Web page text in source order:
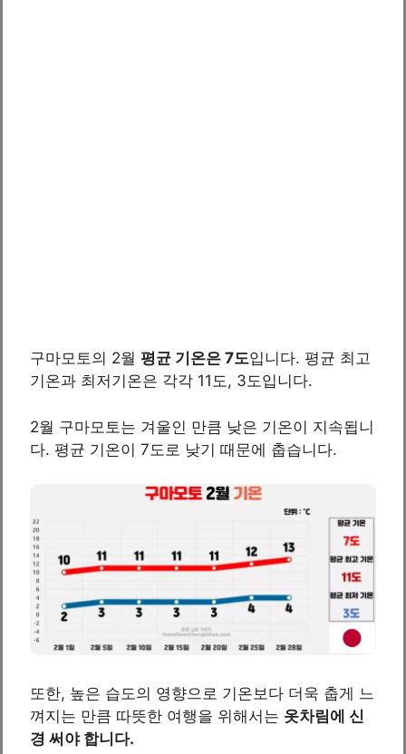
구마모토의 2월 평균 기온은 7도입니다. 평균 최고
기온과 최저기온은 각각 11도, 3도입니다.
2월 구마모토는 겨울인 만큼 낮은 기온이 지속됩니
다. 평균 기온이 7도로 낮기 때문에 춥습니다.
또한, 높은 습도의 영향으로 기온보다 더욱 춥게 느
껴지는 만큼 따뜻한 여행을 위해서는 옷차림에 신
경 써야 합니다.